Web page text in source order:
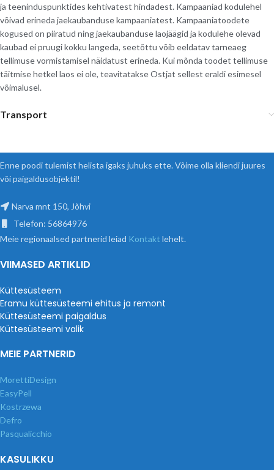
ja teeninduspunktides kehtivatest hindadest. Kampaaniad kodulehel
võivad erineda jaekaubanduse kampaaniatest. Kampaaniatoodete
kogused on piiratud ning jaekaubanduse laojäägid ja kodulehe olevad
kaubad ei pruugi kokku langeda, seetõttu võib eeldatav tarneaeg
tellimuse vormistamisel näidatust erineda. Kui mõnda toodet tellimuse
täitmise hetkel laos ei ole, teavitatakse Ostjat sellest eraldi esimesel
võimalusel.
Transport
Enne poodi tulemist helista igaks juhuks ette. Võime olla kliendi juures
või paigaldusobjektil!
Narva mnt 150, Jõhvi
Telefon: 56864976
Meie regionaalsed partnerid leiad Kontakt lehelt.
VIIMASED ARTIKLID
Küttesüsteem
Eramu küttesüsteemi ehitus ja remont
Küttesüsteemi paigaldus
Küttesüsteemi valik
MEIE PARTNERID
MorettiDesign
EasyPell
Kostrzewa
Defro
Pasqualicchio
KASULIKKU